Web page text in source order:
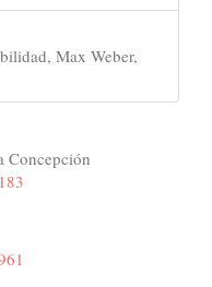
Max Weber,
Concepción